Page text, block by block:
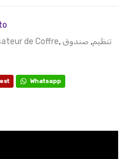
de Coffre, تنظيم, صندوق
Whatsapp